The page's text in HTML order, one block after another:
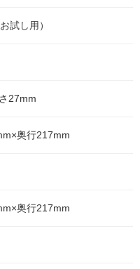
試し用）
27mm
奥行217mm
奥行217mm